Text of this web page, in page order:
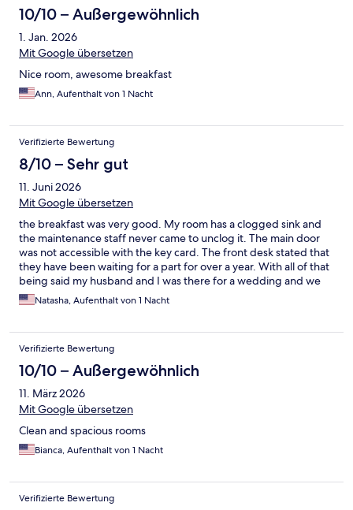
10/10 – Außergewöhnlich
1. Jan. 2026
Mit Google übersetzen
Nice room, awesome breakfast
Ann, Aufenthalt von 1 Nacht
Verifizierte Bewertung
8/10 – Sehr gut
11. Juni 2026
Mit Google übersetzen
the breakfast was very good. My room has a clogged sink and
the maintenance staff never came to unclog it. The main door
was not accessible with the key card. The front desk stated that
they have been waiting for a part for over a year. With all of that
being said my husband and I was there for a wedding and we
were pleased with the location to everything.
Natasha, Aufenthalt von 1 Nacht
Verifizierte Bewertung
10/10 – Außergewöhnlich
11. März 2026
Mit Google übersetzen
Clean and spacious rooms
Bianca, Aufenthalt von 1 Nacht
Verifizierte Bewertung